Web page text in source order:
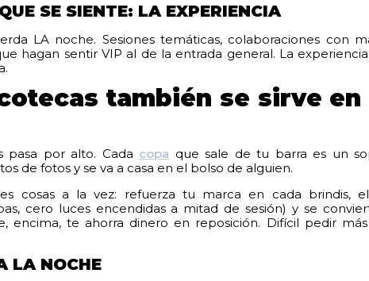
SE SIENTE: LA EXPERIENCIA
LA noche. Sesiones temáticas, colaboraciones con
hagan sentir VIP al de la entrada general. La
también se sirve en
por alto. Cada copa que sale de tu barra es un
de fotos y se va a casa en el bolso de alguien.
cosas a la vez: refuerza tu marca en cada brindis,
cero luces encendidas a mitad de sesión) y se
encima, te ahorra dinero en reposición. Difícil pedir
LA NOCHE